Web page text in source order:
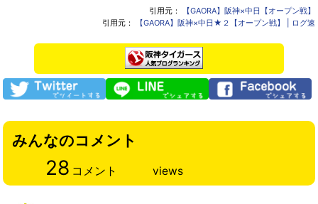
引用元：
【GAORA】阪神×中日【オープン戦】
引用元：
【GAORA】阪神×中日★２【オープン戦】 | ログ速
みんなのコメント
28 コメント views